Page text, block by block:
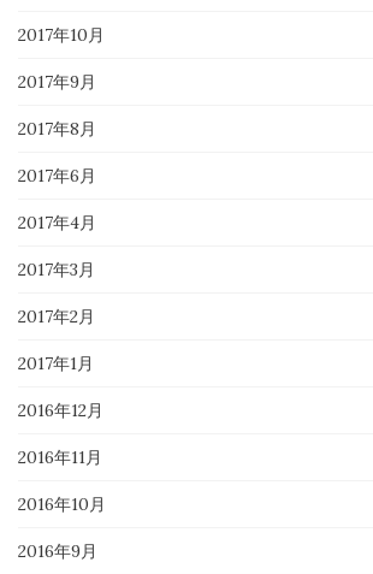
2017年10月
2017年9月
2017年8月
2017年6月
2017年4月
2017年3月
2017年2月
2017年1月
2016年12月
2016年11月
2016年10月
2016年9月